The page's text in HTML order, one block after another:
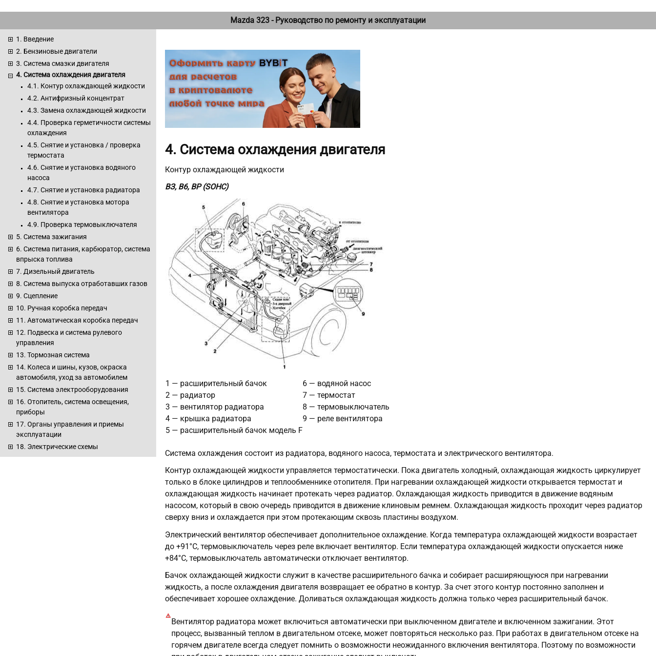
Mazda 323 - Руководство по ремонту и эксплуатации
1. Введение
2. Бензиновые двигатели
3. Система смазки двигателя
4. Система охлаждения двигателя
4.1. Контур охлаждающей жидкости
4.2. Антифризный концентрат
4.3. Замена охлаждающей жидкости
4.4. Проверка герметичности системы
охлаждения
4.5. Снятие и установка / проверка
термостата
4.6. Снятие и установка водяного
насоса
4.7. Снятие и установка радиатора
4.8. Снятие и установка мотора
вентилятора
4.9. Проверка термовыключателя
5. Система зажигания
6. Система питания, карбюратор, система
впрыска топлива
7. Дизельный двигатель
8. Система выпуска отработавших газов
9. Сцепление
10. Ручная коробка передач
11. Автоматическая коробка передач
12. Подвеска и система рулевого
управления
13. Тормозная система
14. Колеса и шины, кузов, окраска
автомобиля, уход за автомобилем
15. Система электрооборудования
16. Отопитель, система освещения,
приборы
17. Органы управления и приемы
эксплуатации
18. Электрические схемы
4. Система охлаждения двигателя
Контур охлаждающей жидкости
ВЗ, В6, ВР (SOHC)
1 — расширительный бачок
2 — радиатор
3 — вентилятор радиатора
4 — крышка радиатора
5 — расширительный бачок модель F
6 — водяной насос
7 — термостат
8 — термовыключатель
9 — реле вентилятора
Система охлаждения состоит из радиатора, водяного насоса, термостата и электрического вентилятора.
Контур охлаждающей жидкости управляется термостатически. Пока двигатель холодный, охлаждающая жидкость циркулирует
только в блоке цилиндров и теплообменнике отопителя. При нагревании охлаждающей жидкости открывается термостат и
охлаждающая жидкость начинает протекать через радиатор. Охлаждающая жидкость приводится в движение водяным
насосом, который в свою очередь приводится в движение клиновым ремнем. Охлаждающая жидкость проходит через радиатор
сверху вниз и охлаждается при этом протекающим сквозь пластины воздухом.
Электрический вентилятор обеспечивает дополнительное охлаждение. Когда температура охлаждающей жидкости возрастает
до +91°С, термовыключатель через реле включает вентилятор. Если температура охлаждающей жидкости опускается ниже
+84°С, термовыключатель автоматически отключает вентилятор.
Бачок охлаждающей жидкости служит в качестве расширительного бачка и собирает расширяющуюся при нагревании
жидкость, а после охлаждения двигателя возвращает ее обратно в контур. За счет этого контур постоянно заполнен и
обеспечивает хорошее охлаждение. Доливаться охлаждающая жидкость должна только через расширительный бачок.
Вентилятор радиатора может включиться автоматически при выключенном двигателе и включенном зажигании. Этот
процесс, вызванный теплом в двигательном отсеке, может повторяться несколько раз. При работах в двигательном отсеке на
горячем двигателе всегда следует помнить о возможности неожиданного включения вентилятора. Поэтому по возможности